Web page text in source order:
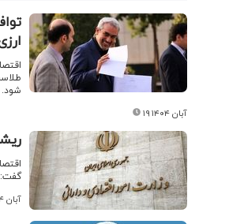
شود.
۱۹ آبان ۱۴۰۴
گفت:
۰۹ آبان ۱۴۰۴